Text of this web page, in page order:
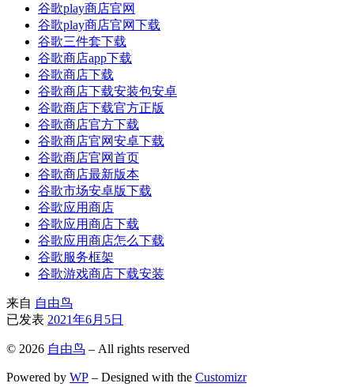
谷歌play商店官网
谷歌play商店官网下载
谷歌三件套下载
谷歌商店app下载
谷歌商店下载
谷歌商店下载安装包安卓
谷歌商店下载官方正版
谷歌商店官方下载
谷歌商店官网安卓下载
谷歌商店官网首页
谷歌商店最新版本
谷歌市场安卓版下载
谷歌应用商店
谷歌应用商店下载
谷歌应用商店怎么下载
谷歌服务框架
谷歌游戏商店下载安装
来自 自由鸟
已发表 2021年6月5日
© 2026 自由鸟 – All rights reserved
Powered by WP – Designed with the Customizr